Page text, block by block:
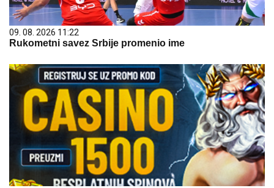
09. 08. 2026 11:22
Rukometni savez Srbije promenio ime